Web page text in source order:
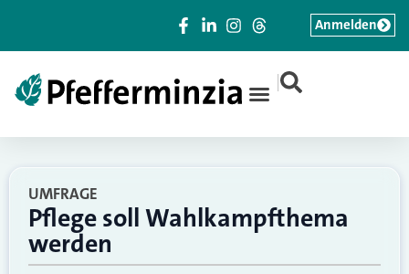
|
Anmelden
UMFRAGE
Pflege soll Wahlkampfthema
werden